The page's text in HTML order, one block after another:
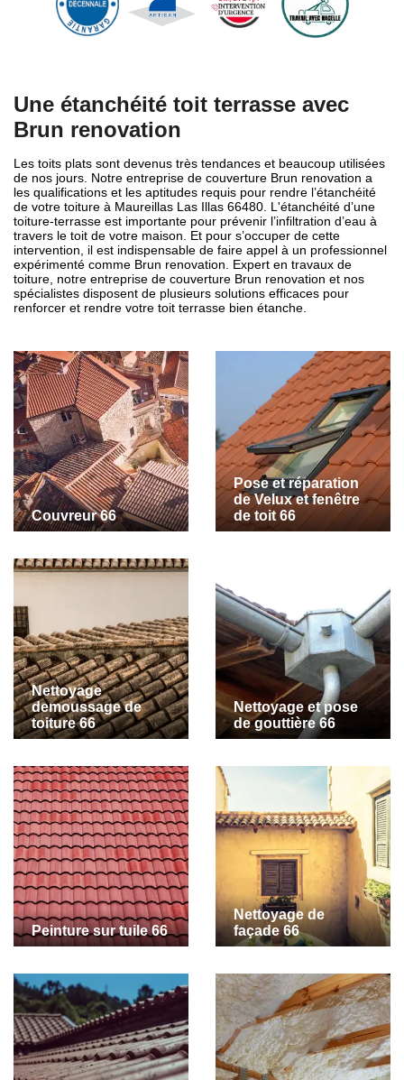
Une étanchéité toit terrasse avec
Brun renovation
Les toits plats sont devenus très tendances et beaucoup utilisées
de nos jours. Notre entreprise de couverture Brun renovation a
les qualifications et les aptitudes requis pour rendre l’étanchéité
de votre toiture à Maureillas Las Illas 66480. L'étanchéité d’une
toiture-terrasse est importante pour prévenir l’infiltration d’eau à
travers le toit de votre maison. Et pour s’occuper de cette
intervention, il est indispensable de faire appel à un professionnel
expérimenté comme Brun renovation. Expert en travaux de
toiture, notre entreprise de couverture Brun renovation et nos
spécialistes disposent de plusieurs solutions efficaces pour
renforcer et rendre votre toit terrasse bien étanche.
Couvreur 66
Pose et réparation
de Velux et fenêtre
de toit 66
Nettoyage
demoussage de
toiture 66
Nettoyage et pose
de gouttière 66
Peinture sur tuile 66
Nettoyage de
façade 66